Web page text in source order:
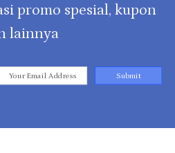
promo spesial, kupon
lainnya
Submit